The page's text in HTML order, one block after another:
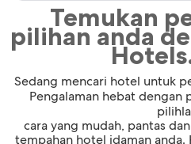
Temukan
pilihan anda
Sedang mencari hotel untuk
Pengalaman hebat dengan
cara yang mudah, pantas
tempahan hotel idaman